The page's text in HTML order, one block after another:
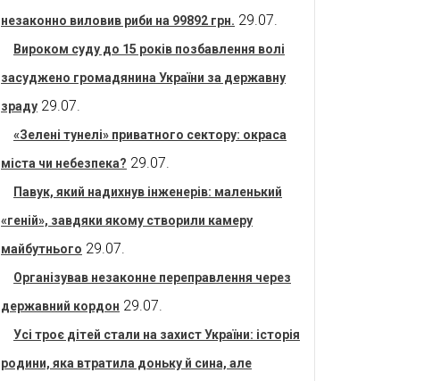
незаконно виловив риби на 99892 грн. 29.07.
Вироком суду до 15 років позбавлення волі
засуджено громадянина України за державну
зраду 29.07.
«Зелені тунелі» приватного сектору: окраса
міста чи небезпека? 29.07.
Павук, який надихнув інженерів: маленький
«геній», завдяки якому створили камеру
майбутнього 29.07.
Організував незаконне переправлення через
державний кордон 29.07.
Усі троє дітей стали на захист України: історія
родини, яка втратила доньку й сина, але